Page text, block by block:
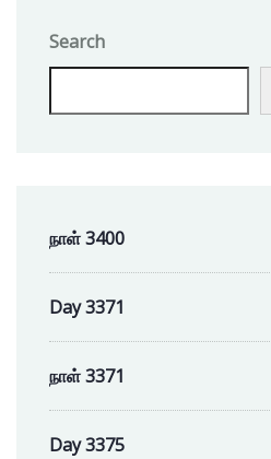
Search
நாள் 3400
Day 3371
நாள் 3371
Day 3375